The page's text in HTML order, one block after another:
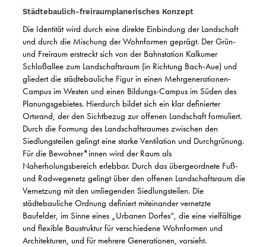
Städtebaulich-freiraumplanerisches Konzept
Die Identität wird durch eine direkte Einbindung der Landschaft
und durch die Mischung der Wohnformen geprägt. Der Grün-
und Freiraum erstreckt sich von der Bahnstation Kalkumer
Schloßallee zum Landschaftsraum (in Richtung Bach-Aue) und
gliedert die städtebauliche Figur in einen Mehrgenerationen-
Campus im Westen und einen Bildungs-Campus im Süden des
Planungsgebietes. Hierdurch bildet sich ein klar definierter
Ortsrand, der den Sichtbezug zur offenen Landschaft formuliert.
Durch die Formung des Landschaftsraumes zwischen den
Siedlungsteilen gelingt eine starke Ventilation und Durchgrünung.
Für die Bewohner*innen wird der Raum als
Naherholungsbereich erlebbar. Durch das übergeordnete Fuß-
und Radwegenetz gelingt über den offenen Landschaftsraum die
Vernetzung mit den umliegenden Siedlungsteilen. Die
städtebauliche Ordnung definiert miteinander vernetzte
Baufelder, im Sinne eines „Urbanen Dorfes“, die eine vielfältige
und flexible Baustruktur für verschiedene Wohnformen und
Architekturen, und für mehrere Generationen, vorsieht.